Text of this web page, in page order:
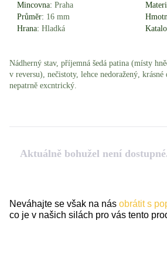
Mincovna: Praha
Průměr: 16 mm
Hrana: Hladká
Nádherný stav, příjemná šedá patina (místy
v reversu), nečistoty, lehce nedoražený, krásné
nepatrně excntrický.
Aktuálně bohužel není
Neváhajte se však na nás obrátit s
co je v našich silách pro vás tento